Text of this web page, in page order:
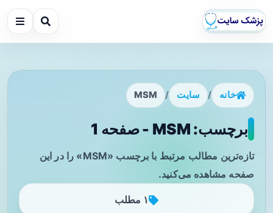
خانه / سایت /
MSM
برچسب: MSM - صفحه 1
تازه‌ترین مطالب مرتبط با برچسب «MSM» را در این
صفحه مشاهده می‌کنید.
۱ مطلب